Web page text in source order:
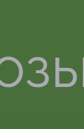
Таро
руб.)
Таро
руб.)
Таро «Работа,
руб.)
Таро